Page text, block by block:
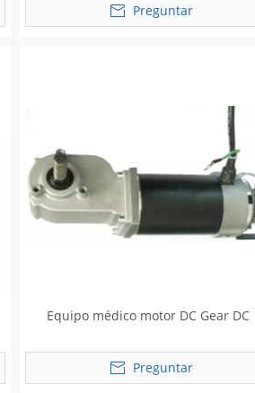
Preguntar
Equipo médico motor DC Gear DC
Preguntar